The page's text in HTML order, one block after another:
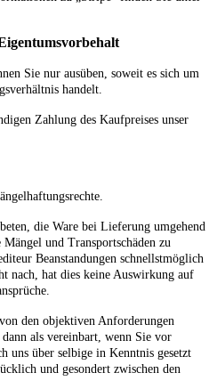
Sie nur ausüben, soweit es sich um
handelt.
Zahlung des Kaufpreises unser
die Ware bei Lieferung umgehend
und Transportschäden zu
Beanstandungen schnellstmöglich
nach, hat dies keine Auswirkung auf
den objektiven Anforderungen
als vereinbart, wenn Sie vor
uns über selbige in Kenntnis gesetzt
und gesondert zwischen den